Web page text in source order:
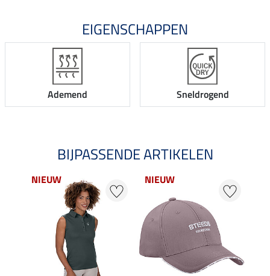
EIGENSCHAPPEN
Ademend Sneldrogend
BIJPASSENDE ARTIKELEN
NIEUW NIEUW